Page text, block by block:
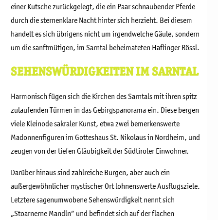
einer Kutsche zurückgelegt, die ein Paar schnaubender Pferde
durch die sternenklare Nacht hinter sich herzieht. Bei diesem
handelt es sich übrigens nicht um irgendwelche Gäule, sondern
um die sanftmütigen, im Sarntal beheimateten Haflinger Rössl.
SEHENSWÜRDIGKEITEN IM SARNTAL
Harmonisch fügen sich die Kirchen des Sarntals mit ihren spitz
zulaufenden Türmen in das Gebirgspanorama ein. Diese bergen
viele Kleinode sakraler Kunst, etwa zwei bemerkenswerte
Madonnenfiguren im Gotteshaus St. Nikolaus in Nordheim, und
zeugen von der tiefen Gläubigkeit der Südtiroler Einwohner.
Darüber hinaus sind zahlreiche Burgen, aber auch ein
außergewöhnlicher mystischer Ort lohnenswerte Ausflugsziele.
Letztere sagenumwobene Sehenswürdigkeit nennt sich
„Stoarnerne Mandln“ und befindet sich auf der flachen